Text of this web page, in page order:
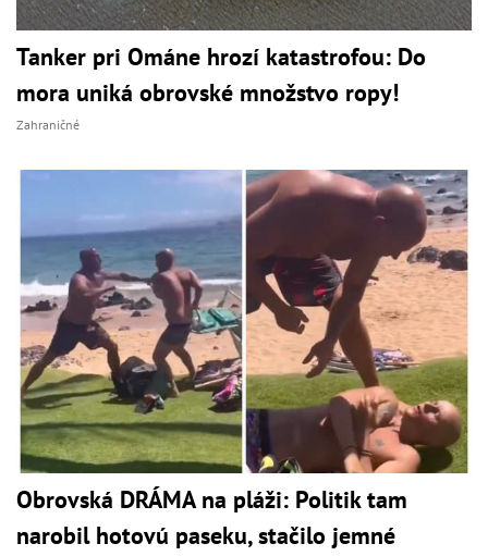
Tanker pri Ománe hrozí katastrofou: Do
mora uniká obrovské množstvo ropy!
Zahraničné
Obrovská DRÁMA na pláži: Politik tam
narobil hotovú paseku, stačilo jemné